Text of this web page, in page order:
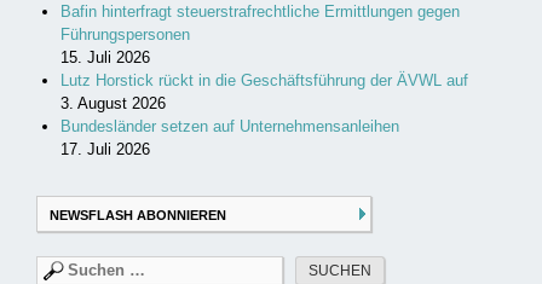
Bafin hinterfragt steuerstrafrechtliche Ermittlungen gegen
Führungspersonen
15. Juli 2026
Lutz Horstick rückt in die Geschäftsführung der ÄVWL auf
3. August 2026
Bundesländer setzen auf Unternehmensanleihen
17. Juli 2026
NEWSFLASH ABONNIEREN
Suchen